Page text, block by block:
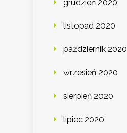
grudzień 2020
listopad 2020
październik 2020
wrzesień 2020
sierpień 2020
lipiec 2020